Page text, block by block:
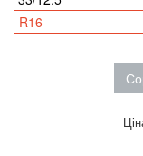
R16